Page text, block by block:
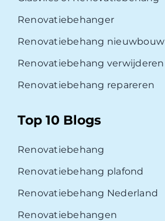
Renovatiebehanger
Renovatiebehang nieuwbouw
Renovatiebehang verwijderen
Renovatiebehang repareren
Top 10 Blogs
Renovatiebehang
Renovatiebehang plafond
Renovatiebehang Nederland
Renovatiebehangen